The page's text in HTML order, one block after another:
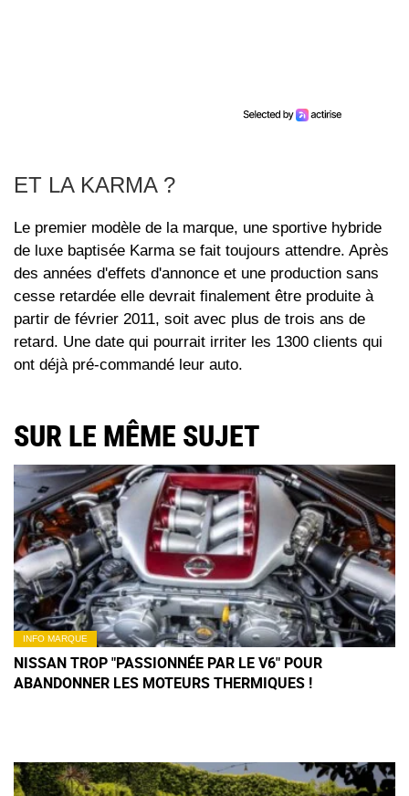
ET LA KARMA ?
Le premier modèle de la marque, une sportive hybride
de luxe baptisée Karma se fait toujours attendre. Après
des années d'effets d'annonce et une production sans
cesse retardée elle devrait finalement être produite à
partir de février 2011, soit avec plus de trois ans de
retard. Une date qui pourrait irriter les 1300 clients qui
ont déjà pré-commandé leur auto.
SUR LE MÊME SUJET
INFO MARQUE
NISSAN TROP "PASSIONNÉE PAR LE V6" POUR
ABANDONNER LES MOTEURS THERMIQUES !